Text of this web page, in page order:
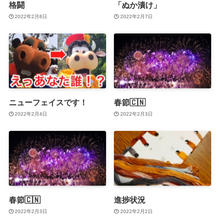
格闘
2022年2月8日
「ぬか漬け」
2022年2月7日
ニューフェイスです！
2022年2月4日
春節🇨🇳
2022年2月3日
春節🇨🇳
2022年2月3日
進捗状況
2022年2月2日